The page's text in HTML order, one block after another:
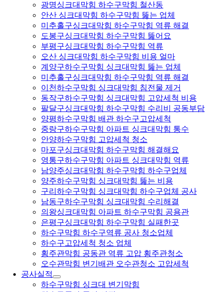
광명싱크대막힘 하수구막힘 철산동
안산 싱크대막힘 하수구막힘 뚫는 업체
미추홀구싱크대막힘 하수구막힘 역류 해결
도봉구싱크대막힘 하수구막힘 뚫어요
부평구싱크대막힘 하수구막힘 역류
오산 싱크대막힘 하수구막힘 비용 얼마
계양구하수구막힘 싱크대막힘 뚫는 업체
미추홀구싱크대막힘 하수구막힘 역류 해결
이천하수구막힘 싱크대막힘 침전물 제거
동작구하수구막힘 싱크대막힘 고압세척 비용
팔달구싱크대막힘 하수구막힘 수리비 공동부담
양평하수구막힘 배관 하수구고압세척
중랑구하수구막힘 아파트 싱크대막힘 통수
안양하수구막힘 고압세척 청소
마포구싱크대막힘 하수구막힘 해결해요
영통구하수구막힘 아파트 싱크대막힘 역류
남양주싱크대막힘 하수구막힘 하수구업체
양주하수구막힘 싱크대막힘 뚫는 비용
구리하수구막힘 싱크대막힘 하수구업체 공사
남동구하수구막힘 싱크대막힘 수리해결
의왕싱크대막힘 아파트 하수구막힘 공용관
은평구싱크대막힘 하수구막힘 실패한곳
하수구막힘 하수구역류 공사 청소업체
하수구고압세척 청소 업체
횡주관막힘 공동관 역류 고압 횡주관청소
오수관막힘 변기배관 오수관청소 고압세척
공사실적
하수구막힘 싱크대 변기막힘